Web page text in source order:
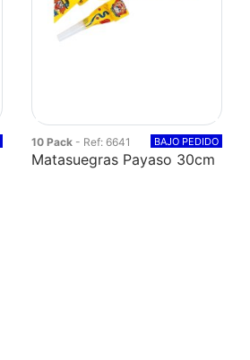
10 Pack - Ref: 6641 BAJO PEDIDO
Matasuegras Payaso 30cm